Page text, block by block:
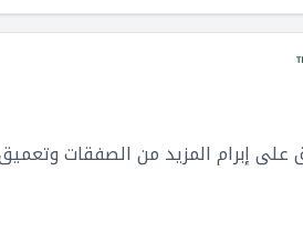
إبرام المزيد من الصفقات